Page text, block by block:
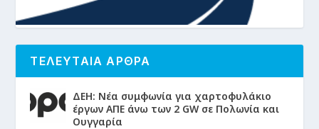
ΤΕΛΕΥΤΑΙΑ ΑΡΘΡΑ
ΔΕΗ: Νέα συμφωνία για χαρτοφυλάκιο
έργων ΑΠΕ άνω των 2 GW σε Πολωνία και
Ουγγαρία